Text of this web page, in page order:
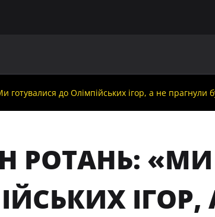
готувалися до Олімпійських ігор, а не
РОТАНЬ: